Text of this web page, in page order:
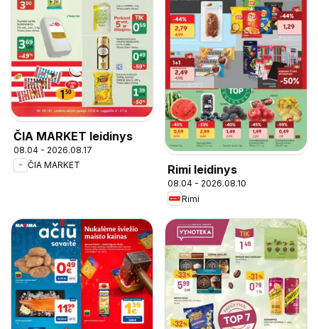
ČIA MARKET leidinys
08.04 - 2026.08.17
ČIA MARKET
Rimi leidinys
08.04 - 2026.08.10
Rimi